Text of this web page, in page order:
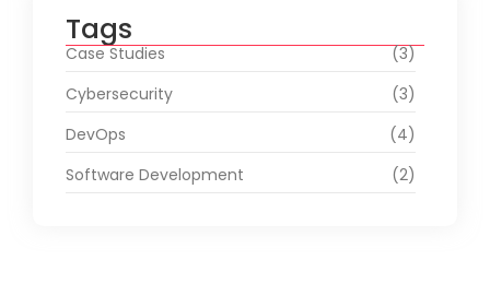
Tags
Case Studies
(3)
Cybersecurity
(3)
DevOps
(4)
Software Development
(2)